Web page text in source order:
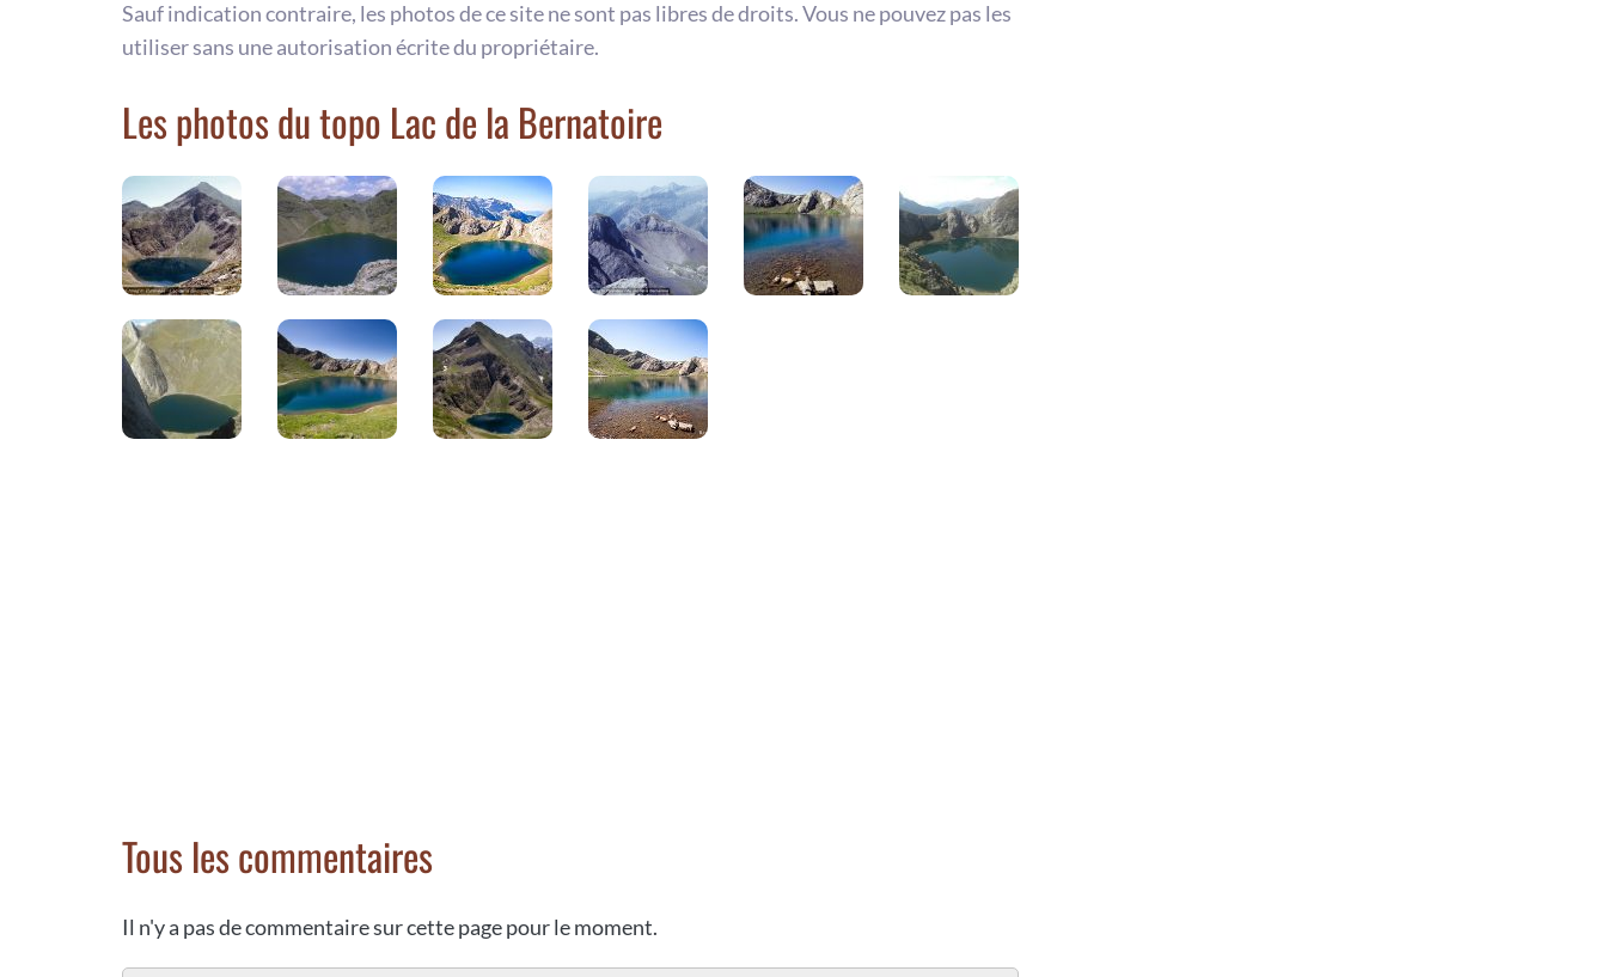
Sauf indication contraire, les photos de ce site ne sont pas libres de droits. Vous ne pouvez pas les
utiliser sans une autorisation écrite du propriétaire.
Les photos du topo Lac de la Bernatoire
Tous les commentaires
Il n'y a pas de commentaire sur cette page pour le moment.